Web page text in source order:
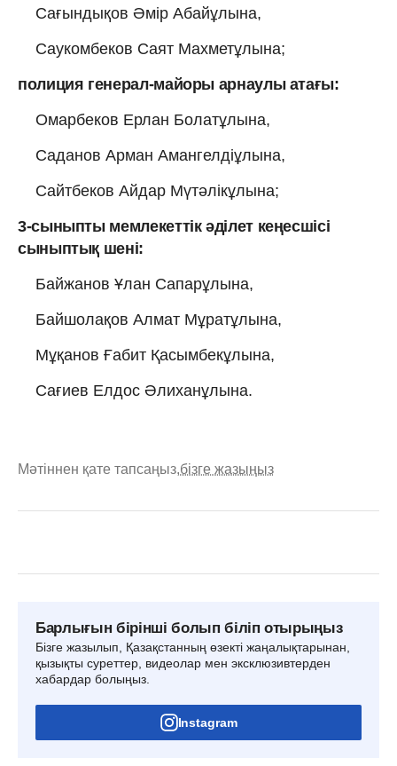
Сағындықов Әмір Абайұлына,
Саукомбеков Саят Махметұлына;
полиция генерал-майоры арнаулы атағы:
Омарбеков Ерлан Болатұлына,
Саданов Арман Амангелдіұлына,
Сайтбеков Айдар Мүтәлікұлына;
3-сыныпты мемлекеттік әділет кеңесшісі
сыныптық шені:
Байжанов Ұлан Сапарұлына,
Байшолақов Алмат Мұратұлына,
Мұқанов Ғабит Қасымбекұлына,
Сағиев Елдос Әлиханұлына.
Мәтіннен қате тапсаңыз,бізге жазыңыз
Барлығын бірінші болып біліп отырыңыз
Бізге жазылып, Қазақстанның өзекті жаңалықтарынан,
қызықты суреттер, видеолар мен эксклюзивтерден
хабардар болыңыз.
Instagram